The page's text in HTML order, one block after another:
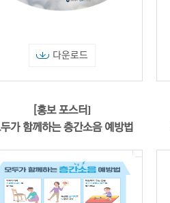
다운로드
[홍보 포스터]
가 함께하는 층간소음 예방법